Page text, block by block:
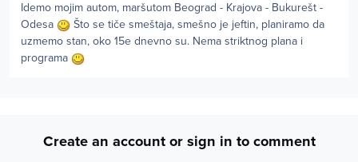
Idemo mojim autom, maršutom Beograd - Krajova - Bukurešt -
Odesa
Što se tiče smeštaja, smešno je jeftin, planiramo da
uzmemo stan, oko 15e dnevno su. Nema striktnog plana i
programa
Create an account or sign in to comment